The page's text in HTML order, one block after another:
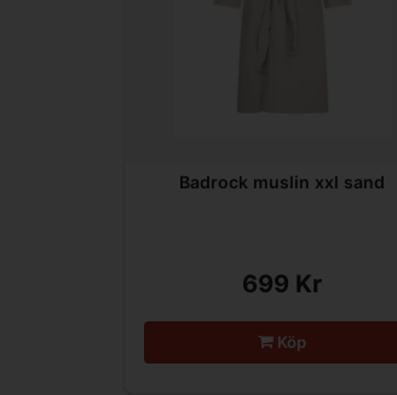
Badrock muslin xxl sand
699 Kr
Köp